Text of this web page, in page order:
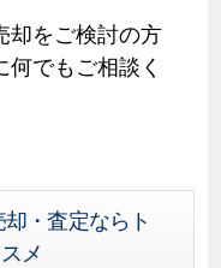
却をご検討の方
でもご相談く
・査定ならト
メ